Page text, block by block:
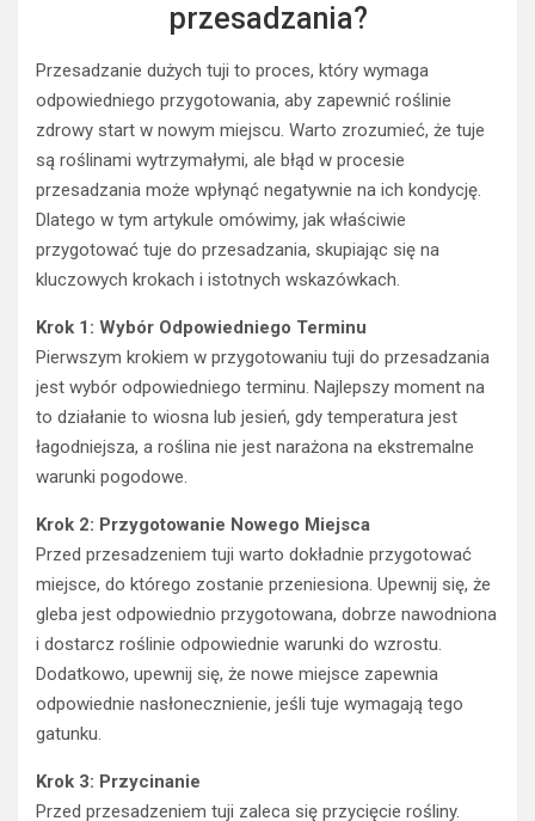
przesadzania?
Przesadzanie dużych tuji to proces, który wymaga
odpowiedniego przygotowania, aby zapewnić roślinie
zdrowy start w nowym miejscu. Warto zrozumieć, że tuje
są roślinami wytrzymałymi, ale błąd w procesie
przesadzania może wpłynąć negatywnie na ich kondycję.
Dlatego w tym artykule omówimy, jak właściwie
przygotować tuje do przesadzania, skupiając się na
kluczowych krokach i istotnych wskazówkach.
Krok 1: Wybór Odpowiedniego Terminu
Pierwszym krokiem w przygotowaniu tuji do przesadzania
jest wybór odpowiedniego terminu. Najlepszy moment na
to działanie to wiosna lub jesień, gdy temperatura jest
łagodniejsza, a roślina nie jest narażona na ekstremalne
warunki pogodowe.
Krok 2: Przygotowanie Nowego Miejsca
Przed przesadzeniem tuji warto dokładnie przygotować
miejsce, do którego zostanie przeniesiona. Upewnij się, że
gleba jest odpowiednio przygotowana, dobrze nawodniona
i dostarcz roślinie odpowiednie warunki do wzrostu.
Dodatkowo, upewnij się, że nowe miejsce zapewnia
odpowiednie nasłonecznienie, jeśli tuje wymagają tego
gatunku.
Krok 3: Przycinanie
Przed przesadzeniem tuji zaleca się przycięcie rośliny.